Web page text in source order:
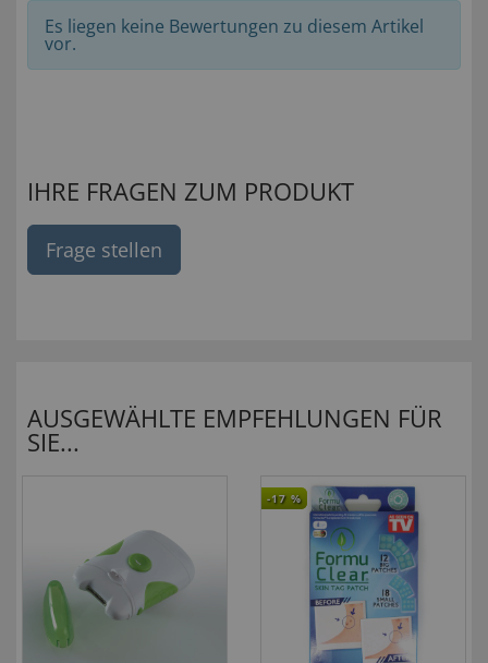
Es liegen keine Bewertungen zu diesem Artikel
vor.
IHRE FRAGEN ZUM PRODUKT
Frage stellen
AUSGEWÄHLTE EMPFEHLUNGEN FÜR
SIE...
-17 %